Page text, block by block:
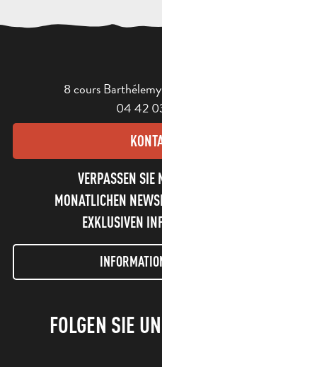
8 cours Barthélemy - 13400 Aubagne
04 42 03 49 98
KONTAKT
VERPASSEN SIE NICHT UNSEREN
MONATLICHEN NEWSLETTER UND UNSERE
EXKLUSIVEN INFORMATIONEN!
INFORMATIONEN LETTER
FOLGEN SIE UNS!